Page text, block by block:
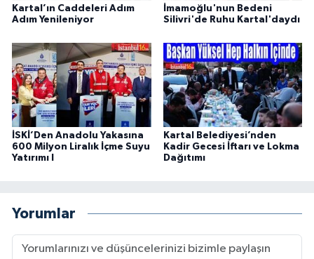
Kartal’ın Caddeleri Adım
Adım Yenileniyor
İmamoğlu'nun Bedeni
Silivri'de Ruhu Kartal'daydı
İSKİ’Den Anadolu Yakasına
600 Milyon Liralık İçme Suyu
Yatırımı I
Kartal Belediyesi’nden
Kadir Gecesi İftarı ve Lokma
Dağıtımı
Yorumlar